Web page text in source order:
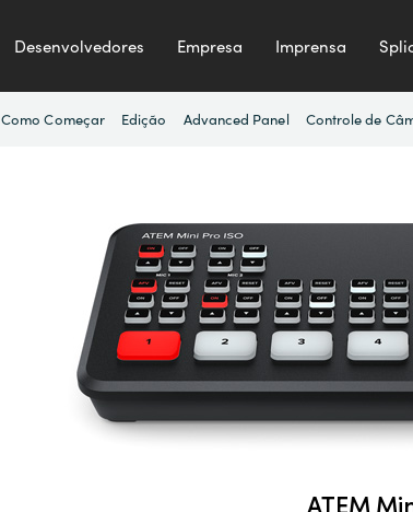
Desenvolvedores Empresa Imprensa
Como Começar Edição Advanced Panel Controle de
ATEM